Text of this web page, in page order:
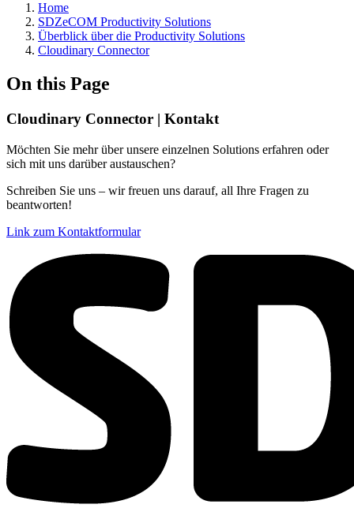
Home
SDZeCOM Productivity Solutions
Überblick über die Productivity Solutions
Cloudinary Connector
On this Page
Cloudinary Connector | Kontakt
Möchten Sie mehr über unsere einzelnen Solutions erfahren oder
sich mit uns darüber austauschen?
Schreiben Sie uns – wir freuen uns darauf, all Ihre Fragen zu
beantworten!
Link zum Kontaktformular